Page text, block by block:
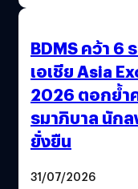
BDMS คว้า 6
เอเชีย Asia
2026 ตอกย้ำ
รมาภิบาล นัก
ยั่งยืน
31/07/2026